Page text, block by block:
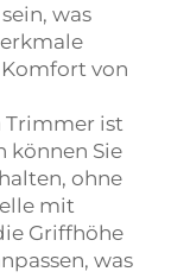
was
von
Trimmer ist
können Sie
ohne
mit
Griffhöhe
was